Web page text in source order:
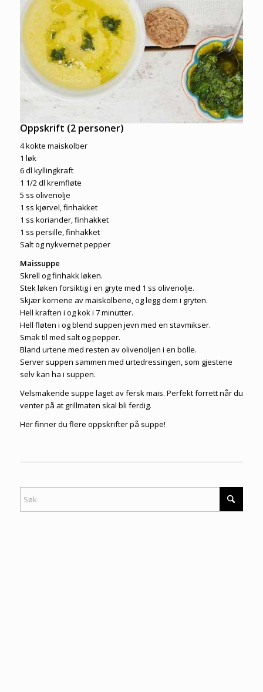
Oppskrift (2 personer)
4 kokte maiskolber
1 løk
6 dl kyllingkraft
1 1/2 dl kremfløte
5 ss olivenolje
1 ss kjørvel, finhakket
1 ss koriander, finhakket
1 ss persille, finhakket
Salt og nykvernet pepper
Maissuppe
Skrell og finhakk løken.
Stek løken forsiktig i en gryte med 1 ss olivenolje.
Skjær kornene av maiskolbene, og legg dem i gryten.
Hell kraften i og kok i 7 minutter.
Hell fløten i og blend suppen jevn med en stavmikser.
Smak til med salt og pepper.
Bland urtene med resten av olivenoljen i en bolle.
Server suppen sammen med urtedressingen, som gjestene
selv kan ha i suppen.
Velsmakende suppe laget av fersk mais. Perfekt forrett når du
venter på at grillmaten skal bli ferdig.
Her finner du flere oppskrifter på suppe!